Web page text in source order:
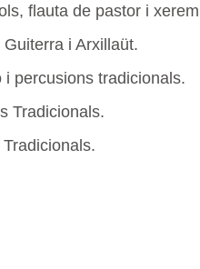
flauta de pastor i
i Arxillaüt.
percusions tradicionals.
Tradicionals.